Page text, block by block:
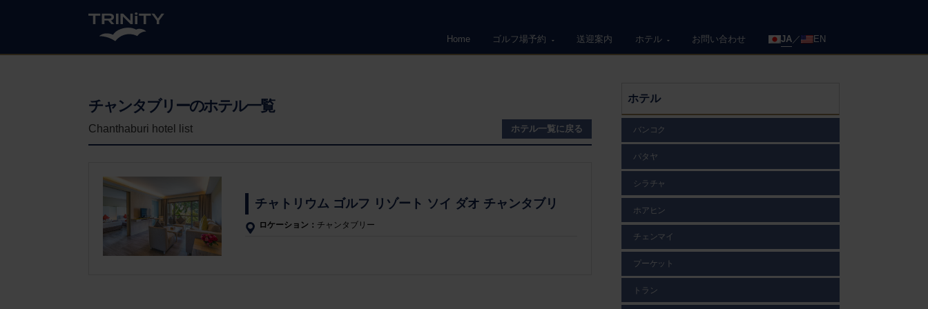
Home ゴルフ場予約 送迎案内 ホテル お問い合わせ JA EN
チャンタブリーのホテル一覧
Chanthaburi hotel list ホテル一覧に戻る
チャトリウム ゴルフ リゾート ソイ ダオ チャンタブリ
ロケーション： チャンタブリー
ホテル
バンコク
パタヤ
シラチャ
ホアヒン
チェンマイ
プーケット
トラン